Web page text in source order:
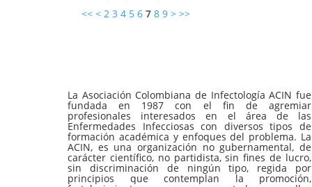
<< < 2 3 4 5 6 7 8 9 > >>
La Asociación Colombiana de Infectología ACIN fue
fundada en 1987 con el fin de agremiar
profesionales interesados en el área de las
Enfermedades Infecciosas con diversos tipos de
formación académica y enfoques del problema. La
ACIN, es una organización no gubernamental, de
carácter científico, no partidista, sin fines de lucro,
sin discriminación de ningún tipo, regida por
principios que contemplan la promoción,